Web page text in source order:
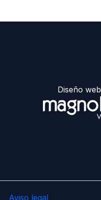
Diseño web
Aviso legal